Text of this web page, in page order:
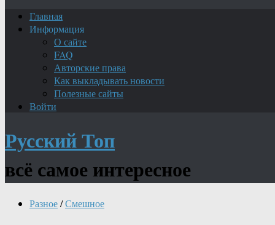
Главная
Информация
О сайте
FAQ
Авторские права
Как выкладывать новости
Полезные сайты
Войти
Русский Топ
всё самое интересное
Разное/Смешное